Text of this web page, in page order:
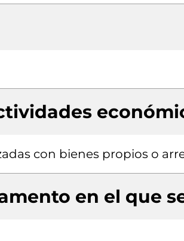
con bienes propios o
en el que